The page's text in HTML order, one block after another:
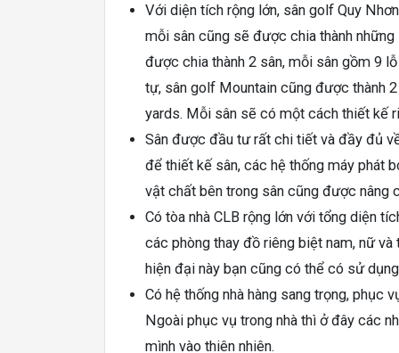
Với diện tích rộng lớn, sân golf Quy
mỗi sân cũng sẽ được chia thành những
được chia thành 2 sân, mỗi sân gồm 9
tự, sân golf Mountain cũng được thành
yards. Mỗi sân sẽ có một cách thiết kế
Sân được đầu tư rất chi tiết và đầy đủ
để thiết kế sân, các hệ thống máy phát
vật chất bên trong sân cũng được nâng
Có tòa nhà CLB rộng lớn với tổng diện
các phòng thay đồ riêng biệt nam, nữ
hiện đại này bạn cũng có thể có sử
Có hệ thống nhà hàng sang trọng,
Ngoài phục vụ trong nhà thì ở đây các
mình vào thiên nhiên.